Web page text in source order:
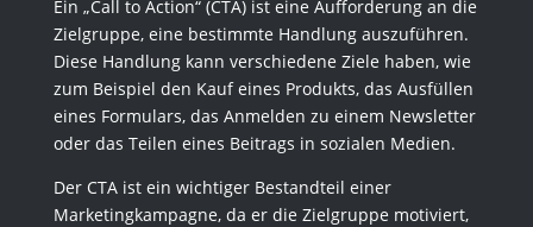
Ein „Call to Action“ (CTA) ist eine Aufforderung an die
Zielgruppe, eine bestimmte Handlung auszuführen.
Diese Handlung kann verschiedene Ziele haben, wie
zum Beispiel den Kauf eines Produkts, das Ausfüllen
eines Formulars, das Anmelden zu einem Newsletter
oder das Teilen eines Beitrags in sozialen Medien.
Der CTA ist ein wichtiger Bestandteil einer
Marketingkampagne, da er die Zielgruppe motiviert,